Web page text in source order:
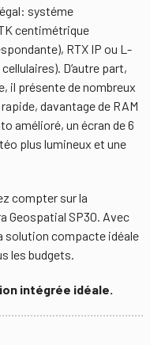
systéme
centimétrique
RTX IP ou L-
D‘autre part,
il présente de nombreux
davantage de RAM
amélioré, un écran de 6
plus lumineux et une
compter sur la
Geospatial SP30. Avec
solution compacte idéale
les budgets.
intégrée idéale.